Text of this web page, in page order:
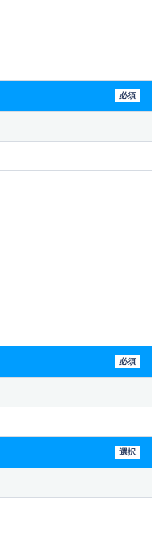
必須
必須
選択